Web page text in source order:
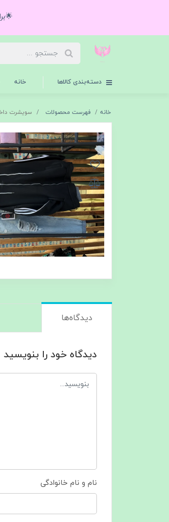
دسته‌بندی کالاها خانه
خانه فهرست محصولات سویشرت داخل
دیدگاه‌ها
دیدگاه خود را بنویسید
نام و نام خانوادگی